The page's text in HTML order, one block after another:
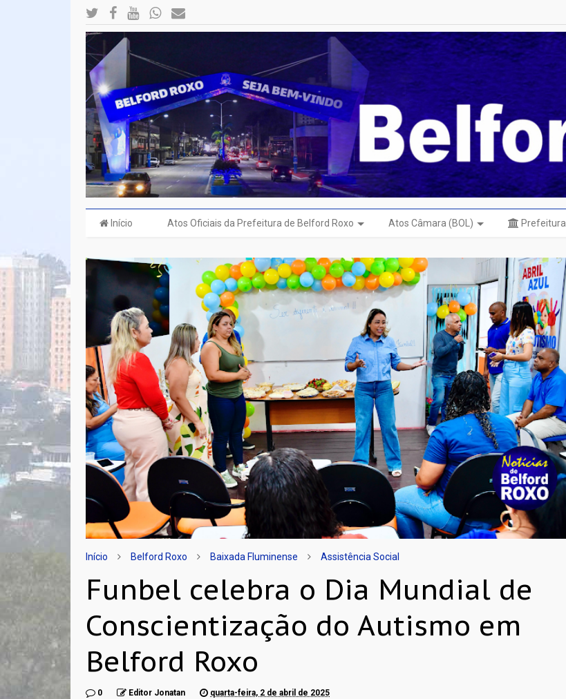
Início Atos Oficiais da Prefeitura de Belford Roxo Atos Câmara (BOL) Prefeitura
Início Belford Roxo Baixada Fluminense Assistência Social
Funbel celebra o Dia Mundial de
Conscientização do Autismo em
Belford Roxo
0 Editor Jonatan quarta-feira, 2 de abril de 2025